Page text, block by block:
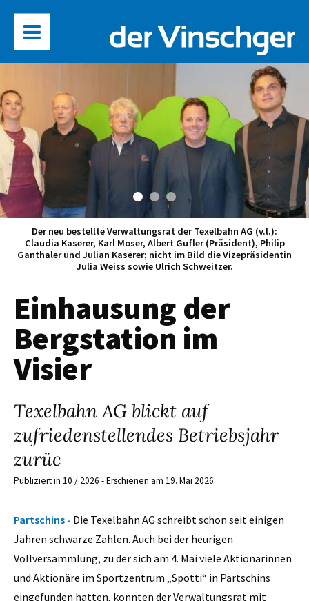
Das Maschinisten-Team (v.l.): Jochi Marsoner (Betriebsleiter),
Andreas Rainer und Roswitha Winkler.
Einhausung der
Bergstation im
Visier
Texelbahn AG blickt auf
zufriedenstellendes Betriebsjahr
zurüc
Publiziert in 10 / 2026 - Erschienen am 19. Mai 2026
Partschins - Die Texelbahn AG schreibt schon seit einigen
Jahren schwarze Zahlen. Auch bei der heurigen
Vollversammlung, zu der sich am 4. Mai viele Aktionärinnen
und Aktionäre im Sportzentrum „Spotti“ in Partschins
eingefunden hatten, konnten der Verwaltungsrat mit